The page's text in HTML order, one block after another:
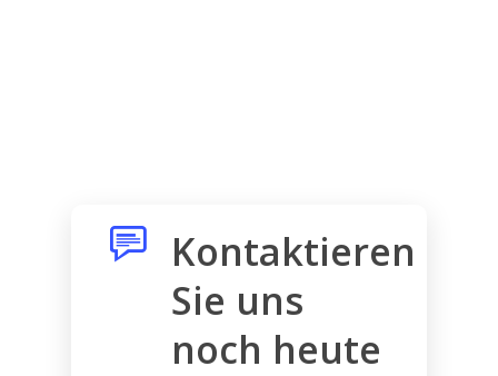
Kontaktieren
Sie uns
noch heute